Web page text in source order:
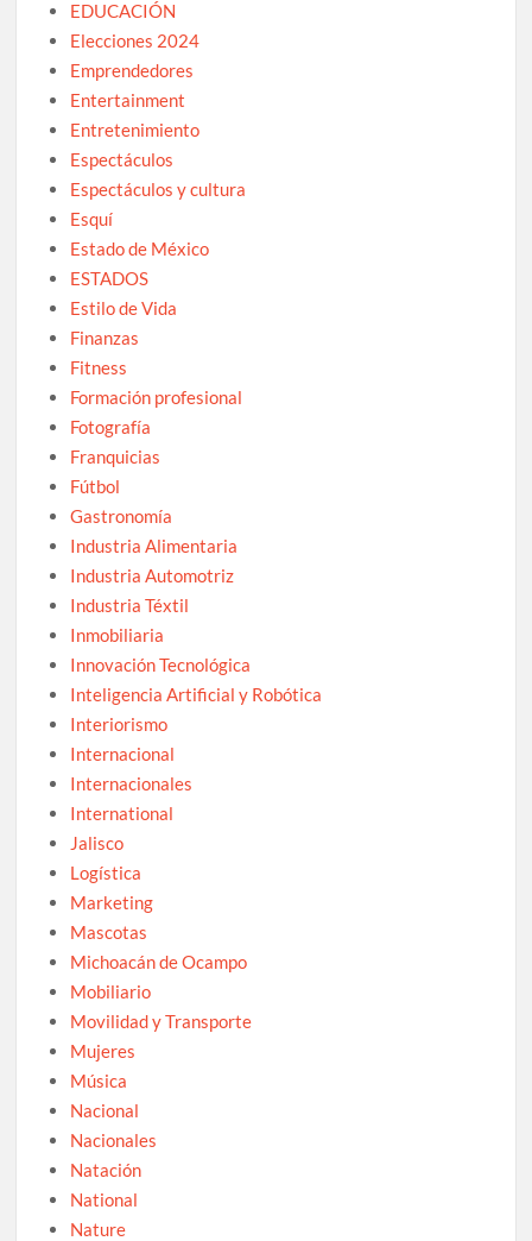
EDUCACIÓN
Elecciones 2024
Emprendedores
Entertainment
Entretenimiento
Espectáculos
Espectáculos y cultura
Esquí
Estado de México
ESTADOS
Estilo de Vida
Finanzas
Fitness
Formación profesional
Fotografía
Franquicias
Fútbol
Gastronomía
Industria Alimentaria
Industria Automotriz
Industria Téxtil
Inmobiliaria
Innovación Tecnológica
Inteligencia Artificial y Robótica
Interiorismo
Internacional
Internacionales
International
Jalisco
Logística
Marketing
Mascotas
Michoacán de Ocampo
Mobiliario
Movilidad y Transporte
Mujeres
Música
Nacional
Nacionales
Natación
National
Nature